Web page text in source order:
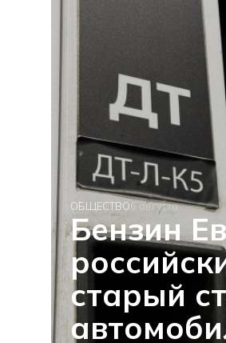
ОБЩЕСТВО 6 августа
Бензин
старый